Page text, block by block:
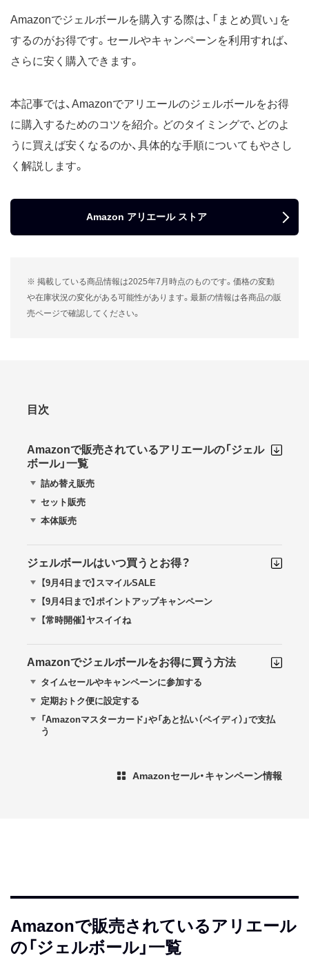
Amazonでジェルボールを購入する際は、「まとめ買い」を
するのがお得です。セールやキャンペーンを利用すれば、
さらに安く購入できます。
本記事では、Amazonでアリエールのジェルボールをお得
に購入するためのコツを紹介。どのタイミングで、どのよ
うに買えば安くなるのか、具体的な手順についてもやさし
く解説します。
Amazon アリエール ストア
※ 掲載している商品情報は2025年7月時点のものです。価格の変動
や在庫状況の変化がある可能性があります。最新の情報は各商品の販
売ページで確認してください。
目次
Amazonで販売されているアリエールの「ジェル
ボール」一覧
詰め替え販売
セット販売
本体販売
ジェルボールはいつ買うとお得？
【9月4日まで】スマイルSALE
【9月4日まで】ポイントアップキャンペーン
【常時開催】ヤスイイね
Amazonでジェルボールをお得に買う方法
タイムセールやキャンペーンに参加する
定期おトク便に設定する
「Amazonマスターカード」や「あと払い（ペイディ）」で支払
う
Amazonセール・キャンペーン情報
Amazonで販売されているアリエール
の「ジェルボール」一覧